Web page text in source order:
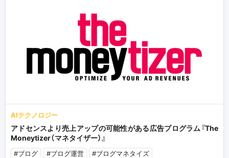
AIテクノロジー
アドセンスより売上アップの可能性がある広告プログラム『The
Moneytizer（マネタイザー）』
#ブログ #ブログ運営 #ブログマネタイズ